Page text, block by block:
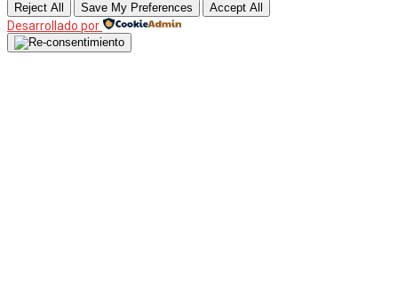
Reject All Save My Preferences Accept All
Desarrollado por